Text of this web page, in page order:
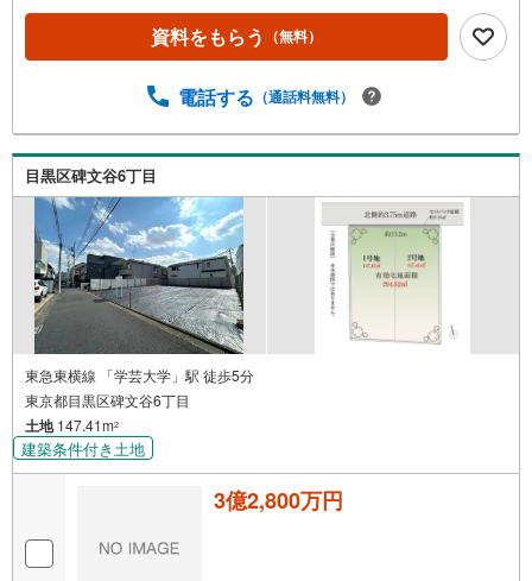
資料をもらう （無料）
電話する （通話料無料）
目黒区碑文谷6丁目
東急東横線 「学芸大学」駅 徒歩5分
東京都目黒区碑文谷6丁目
土地147.41m2
建築条件付き土地
3億2,800万円